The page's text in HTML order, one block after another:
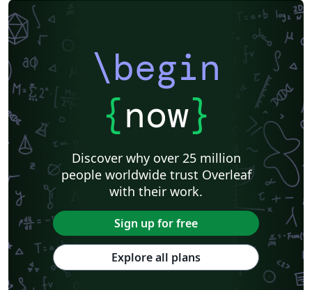
\begin
{now}
Discover why over 25 million
people worldwide trust Overleaf
with their work.
Sign up for free
Explore all plans